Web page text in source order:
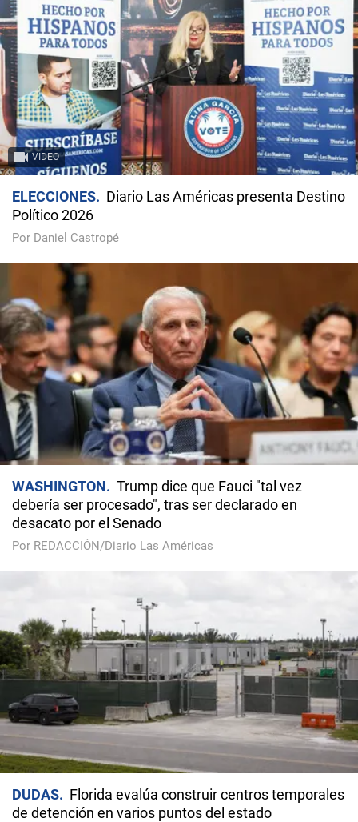
VIDEO
ELECCIONES
Diario Las Américas presenta Destino
Político 2026
Por Daniel Castropé
WASHINGTON
Trump dice que Fauci "tal vez
debería ser procesado", tras ser declarado en
desacato por el Senado
Por REDACCIÓN/Diario Las Américas
DUDAS
Florida evalúa construir centros temporales
de detención en varios puntos del estado